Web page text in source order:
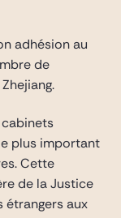
adhésion au
de
cabinets
plus important
Cette
de la Justice
aux